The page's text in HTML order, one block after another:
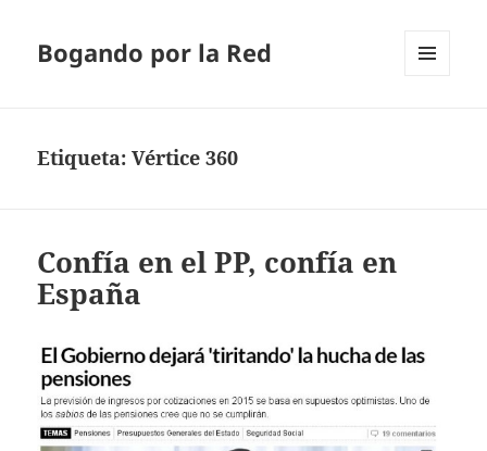
Bogando por la Red
Etiqueta:Vértice 360
Confía en el PP, confía en
España